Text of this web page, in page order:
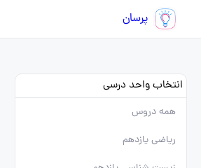
پرسان
انتخاب واحد درسی
همه دروس
ریاضی یازدهم